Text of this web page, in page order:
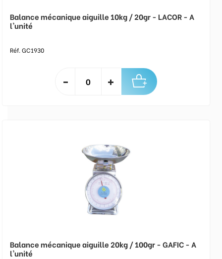
Balance mécanique aiguille 10kg / 20gr - LACOR - A
l'unité
Réf. GC1930
Balance mécanique aiguille 20kg / 100gr - GAFIC - A
l'unité